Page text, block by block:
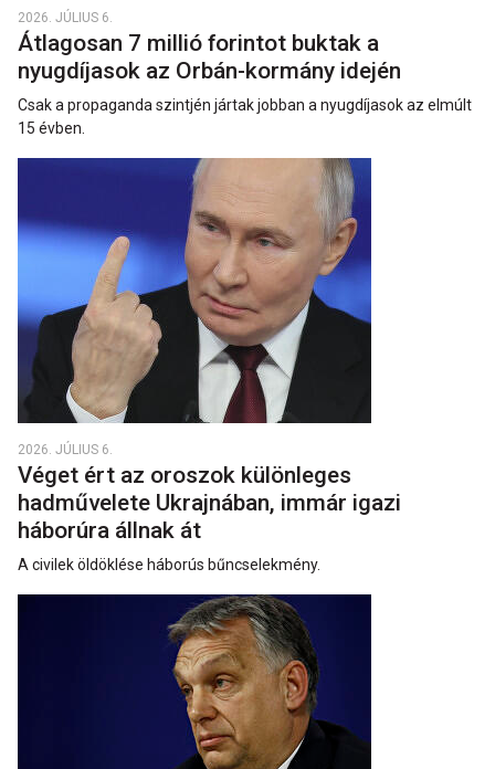
2026. JÚLIUS 6.
Átlagosan 7 millió forintot buktak a
nyugdíjasok az Orbán-kormány idején
Csak a propaganda szintjén jártak jobban a nyugdíjasok az elmúlt
15 évben.
2026. JÚLIUS 6.
Véget ért az oroszok különleges
hadművelete Ukrajnában, immár igazi
háborúra állnak át
A civilek öldöklése háborús bűncselekmény.